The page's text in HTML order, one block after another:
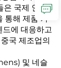
은 국제 인증
통해 제품 가
드에 대응하고
국 제조업의
및 네슬